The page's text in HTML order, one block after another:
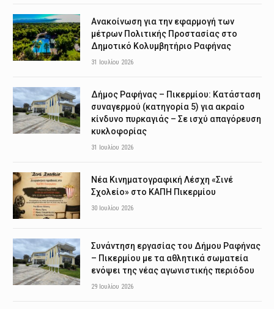
Ανακοίνωση για την εφαρμογή των
μέτρων Πολιτικής Προστασίας στο
Δημοτικό Κολυμβητήριο Ραφήνας
31 Ιουλίου 2026
Δήμος Ραφήνας – Πικερμίου: Κατάσταση
συναγερμού (κατηγορία 5) για ακραίο
κίνδυνο πυρκαγιάς – Σε ισχύ απαγόρευση
κυκλοφορίας
31 Ιουλίου 2026
Νέα Κινηματογραφική Λέσχη «Σινέ
Σχολείο» στο ΚΑΠΗ Πικερμίου
30 Ιουλίου 2026
Συνάντηση εργασίας του Δήμου Ραφήνας
– Πικερμίου με τα αθλητικά σωματεία
ενόψει της νέας αγωνιστικής περιόδου
29 Ιουλίου 2026